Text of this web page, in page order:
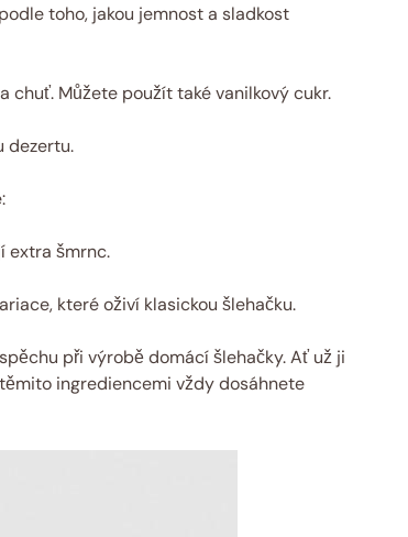
toho, jakou jemnost a sladkost
chuť. Můžete použít také vanilkový cukr.
dezertu.
extra šmrnc.
které oživí klasickou šlehačku.
při výrobě domácí šlehačky. Ať už ji
ingrediencemi vždy dosáhnete